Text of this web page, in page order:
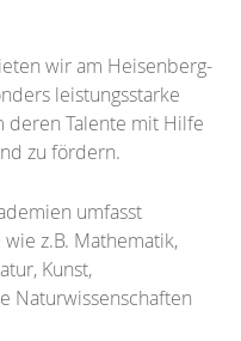
wir am Heisenberg-
leistungsstarke
deren Talente mit Hilfe
zu fördern.
umfasst
z.B. Mathematik,
Kunst,
Naturwissenschaften